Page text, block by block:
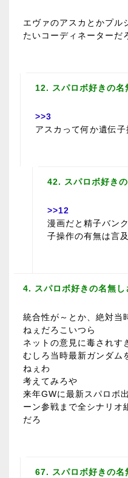
エヴァのアスカとかプル
たいコーディネーターだ
12. スパロボ好きの名
>>3
アスカって何か遺伝
42. スパロボ好き
>>12
漫画だと精子バン
子操作の有無は言
4. スパロボ好きの名無し
統合性が～とか、絶対当
ねぇだろこいつら
ネットの意見に毒されす
むしろ当時最新ガンダム
ねぇわ
考えてみろや
来年GWに最新スパロボ
ーン参戦まで全シナリオ
だろ
67. スパロボ好きの名